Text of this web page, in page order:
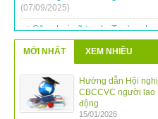
hạnh phúc (19/03/2024)
Tập huấn sử dụng chữ ký số
Kế hoạch tổ chức ngày hội vui
khỏe (12/03/2024)
MỚI NHẤT XEM NHIỀU
Hướng dẫn Hội nghị
CBCCVC người lao
động
15/01/2026